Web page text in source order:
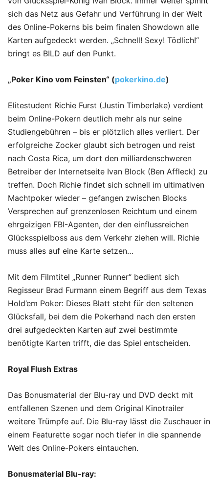
sich das Netz aus Gefahr und Verführung in der Welt
des Online-Pokerns bis beim finalen Showdown alle
Karten aufgedeckt werden. „Schnell! Sexy! Tödlich!“
bringt es BILD auf den Punkt.
„Poker Kino vom Feinsten“ (pokerkino.de)
Elitestudent Richie Furst (Justin Timberlake) verdient
beim Online-Pokern deutlich mehr als nur seine
Studiengebühren – bis er plötzlich alles verliert. Der
erfolgreiche Zocker glaubt sich betrogen und reist
nach Costa Rica, um dort den milliardenschweren
Betreiber der Internetseite Ivan Block (Ben Affleck) zu
treffen. Doch Richie findet sich schnell im ultimativen
Machtpoker wieder – gefangen zwischen Blocks
Versprechen auf grenzenlosen Reichtum und einem
ehrgeizigen FBI-Agenten, der den einflussreichen
Glücksspielboss aus dem Verkehr ziehen will. Richie
muss alles auf eine Karte setzen…
Mit dem Filmtitel „Runner Runner“ bedient sich
Regisseur Brad Furmann einem Begriff aus dem Texas
Hold’em Poker: Dieses Blatt steht für den seltenen
Glücksfall, bei dem die Pokerhand nach den ersten
drei aufgedeckten Karten auf zwei bestimmte
benötigte Karten trifft, die das Spiel entscheiden.
Royal Flush Extras
Das Bonusmaterial der Blu-ray und DVD deckt mit
entfallenen Szenen und dem Original Kinotrailer
weitere Trümpfe auf. Die Blu-ray lässt die Zuschauer in
einem Featurette sogar noch tiefer in die spannende
Welt des Online-Pokers eintauchen.
Bonusmaterial Blu-ray: